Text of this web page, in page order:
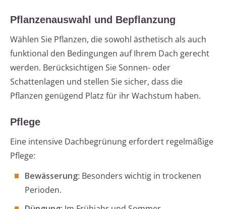
Pflanzenauswahl und Bepflanzung
Wählen Sie Pflanzen, die sowohl ästhetisch als auch
funktional den Bedingungen auf Ihrem Dach gerecht
werden. Berücksichtigen Sie Sonnen- oder
Schattenlagen und stellen Sie sicher, dass die
Pflanzen genügend Platz für ihr Wachstum haben.
Pflege
Eine intensive Dachbegrünung erfordert regelmäßige
Pflege:
Bewässerung: Besonders wichtig in trockenen
Perioden.